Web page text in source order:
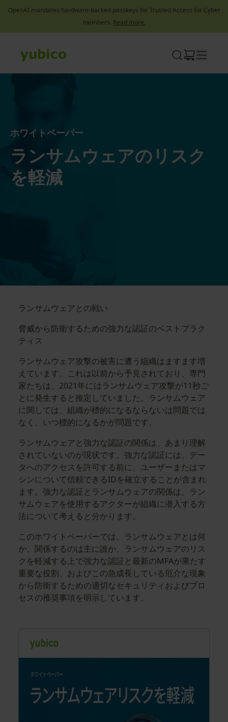
OpenAI mandates hardware-backed passkeys for Trusted Access for Cyber
members. Read more.
ホワイトペーパー
ランサムウェアのリスク
を軽減
ランサムウェアとの戦い
脅威から防衛するための強力な認証のベストプラク
ティス
ランサムウェア攻撃の被害に遭う組織はますます増
えています。これは以前から予見されており、専門
家たちは、2021年にはランサムウェア攻撃が11秒ご
とに発生すると推定していました。ランサムウェア
に関しては、組織が標的になるならないは問題では
なく、いつ標的になるかが問題です。
ランサムウェアと強力な認証の関係は、あまり理解
されていないのが現状です。強力な認証には、デー
タへのアクセスを許可する前に、ユーザーまたはマ
シンについて信頼できるIDを確立することが含まれ
ます。強力な認証とランサムウェアの関係は、ラン
サムウェアを使用するアクターが組織に潜入する方
法について考えると分かります。
このホワイトペーパーでは、ランサムウェアとは何
か、関係するのは主に誰か、ランサムウェアのリス
クを軽減する上で強力な認証と最新のMFAが果たす
重要な役割、およびこの急成長している厄介な現象
から防衛するための適切なセキュリティおよびプロ
セスの推奨事項を明示しています。